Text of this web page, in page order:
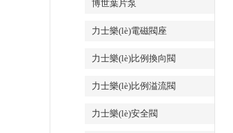
博世葉片泵
力士樂(lè)電磁閥座
力士樂(lè)比例換向閥
力士樂(lè)比例溢流閥
力士樂(lè)安全閥